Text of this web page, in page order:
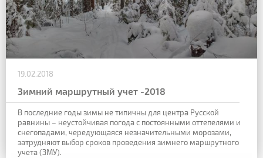
19.02.2018
Зимний маршрутный учет -2018
В последние годы зимы не типичны для центра Русской
равнины – неустойчивая погода с постоянными оттепелями и
снегопадами, чередующаяся незначительными морозами,
затрудняют выбор сроков проведения зимнего маршрутного
учета (ЗМУ).